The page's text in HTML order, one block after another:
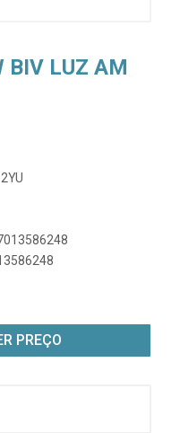
BIV LUZ AM
PREÇO